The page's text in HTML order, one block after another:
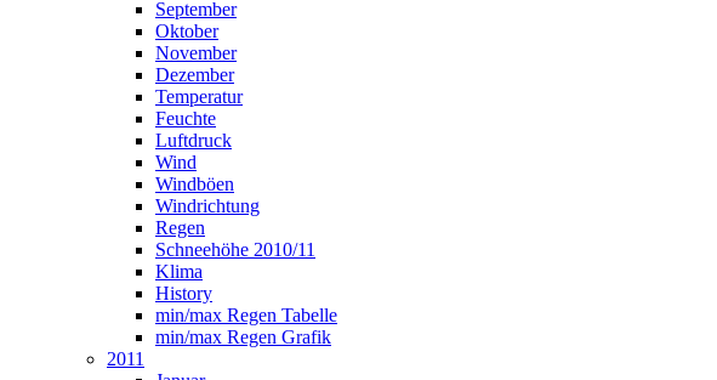
September
Oktober
November
Dezember
Temperatur
Feuchte
Luftdruck
Wind
Windböen
Windrichtung
Regen
Schneehöhe 2010/11
Klima
History
min/max Regen Tabelle
min/max Regen Grafik
2011